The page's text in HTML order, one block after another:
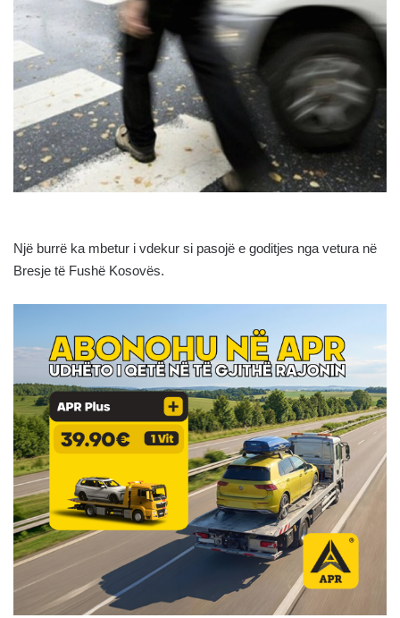
Një burrë ka mbetur i vdekur si pasojë e goditjes nga vetura në
Bresje të Fushë Kosovës.